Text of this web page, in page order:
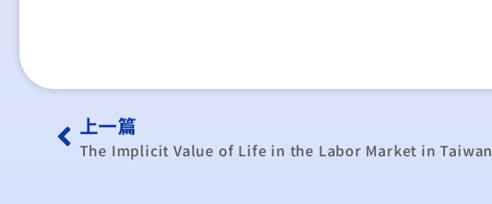
上一篇
The Implicit Value of Life in the Labor Market in Taiwan